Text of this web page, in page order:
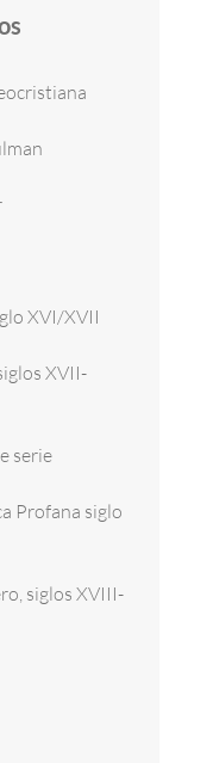
XVI/XVII
XVII-
serie
Profana siglo
siglos XVIII-